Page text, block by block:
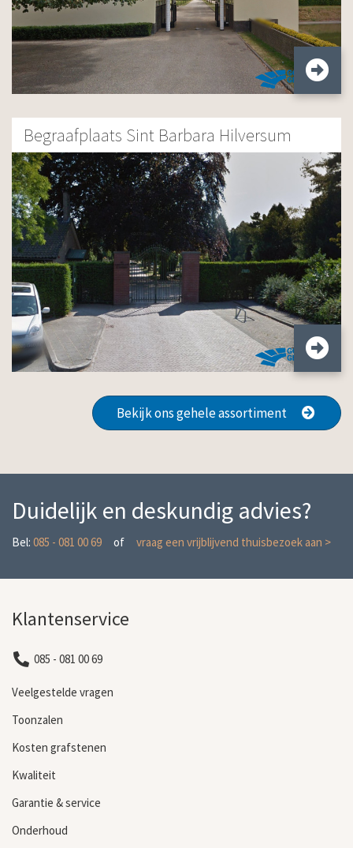
Begraafplaats Sint Barbara Hilversum
Bekijk ons gehele assortiment
Duidelijk en deskundig advies?
Bel: 085 - 081 00 69 of vraag een vrijblijvend thuisbezoek aan >
Klantenservice
085 - 081 00 69
Veelgestelde vragen
Toonzalen
Kosten grafstenen
Kwaliteit
Garantie & service
Onderhoud